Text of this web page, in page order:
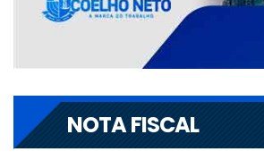
NOTA FISCAL